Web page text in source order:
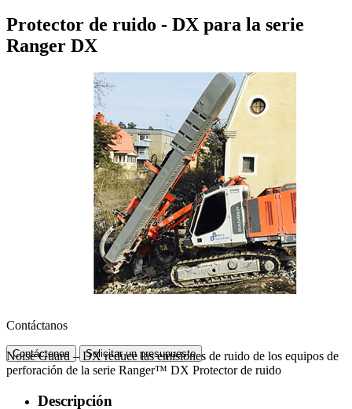
Protector de ruido - DX para la serie
Ranger DX
Contáctanos
Contáctenos Solicitar un presupuesto
Noise Guard – DX reduce las emisiones de ruido de los equipos de
perforación de la serie Ranger™ DX Protector de ruido
Descripción